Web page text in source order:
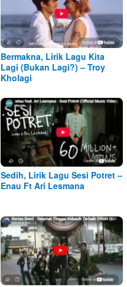
Bermakna, Lirik Lagu Kita
Lagi (Bukan Lagi?) – Troy
Kholagi
Sedih, Lirik Lagu Sesi Potret –
Enau Ft Ari Lesmana